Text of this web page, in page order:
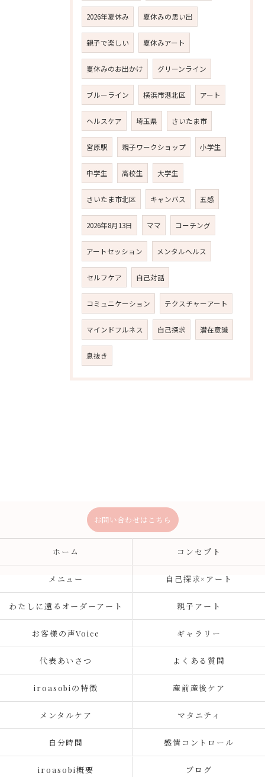
2026年夏休み 夏休みの思い出
親子で楽しい 夏休みアート
夏休みのお出かけ グリーンライン
ブルーライン 横浜市港北区 アート
ヘルスケア 埼玉県 さいたま市
宮原駅 親子ワークショップ 小学生
中学生 高校生 大学生
さいたま市北区 キャンバス 五感
2026年8月13日 ママ コーチング
アートセッション メンタルヘルス
セルフケア 自己対話
コミュニケーション テクスチャーアート
マインドフルネス 自己探求 潜在意識
息抜き
お問い合わせはこちら
ホーム コンセプト
メニュー 自己探求×アート
わたしに還るオーダーアート 親子アート
お客様の声Voice ギャラリー
代表あいさつ よくある質問
iroasobiの特徴 産前産後ケア
メンタルケア マタニティ
自分時間 感情コントロール
iroasobi概要 ブログ